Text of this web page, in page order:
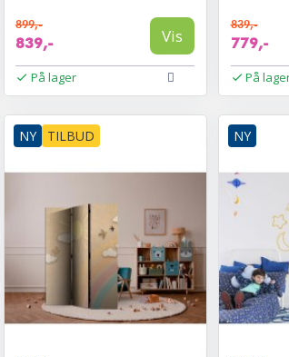
899,-
839,- Vis
På lager
839,-
779,-
På
NY TILBUD NY